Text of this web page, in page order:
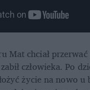
Mat chciał
człowieka. Po
życie na nowo u